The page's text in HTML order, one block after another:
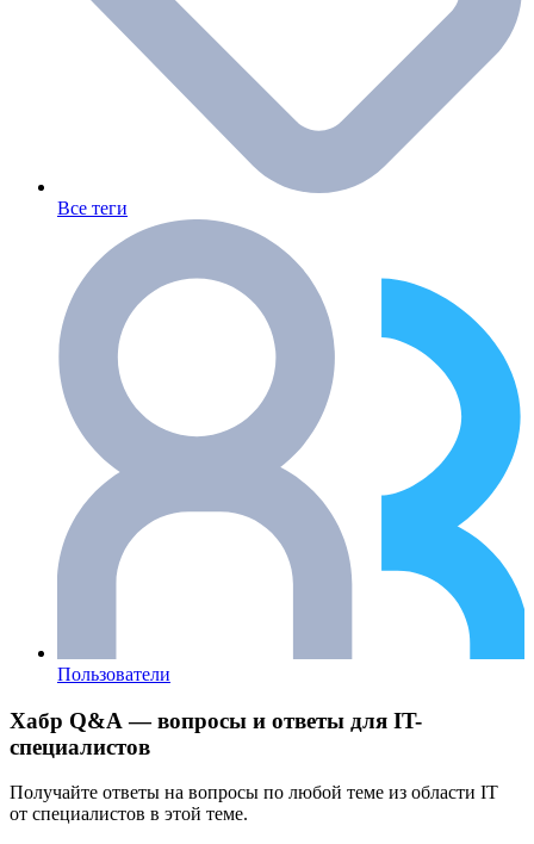
Все теги
Пользователи
Хабр Q&A — вопросы и ответы для IT-
специалистов
Получайте ответы на вопросы по любой теме из области IT
от специалистов в этой теме.